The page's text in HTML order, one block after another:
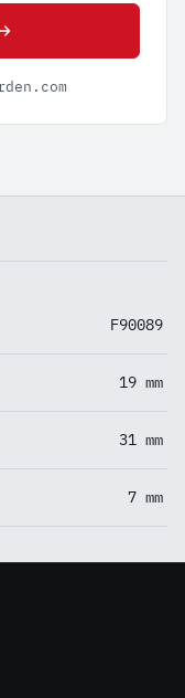
F90089
19 mm
31 mm
7 mm